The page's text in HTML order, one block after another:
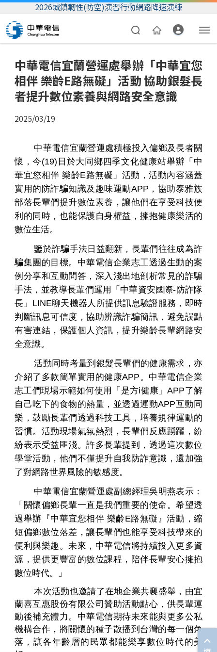
2026城鎮韌性(防空)演習行動網路降速演練
帳單繳費
我的帳號
個
人
家
企
業
國
際
科
技
研
關
於
我
產品
中華電信宜蘭營運處舉辦「中華宜您
相伴 樂齡E路無礙」活動 協助銀髮長
者提升數位素養與網路安全意識
2025/03/19
中華電信宜蘭營運處積極投入偏鄉及長者關
懷，今(19) 日於大同鄉四季文化健康站舉辦「中
華宜您相伴 樂齡E路無礙」活動，活動內容涵蓋
實用的防詐騙知識及趣味運動APP ，協助泰雅族
部落長輩們提升數位素養，讓他們在享受科技便
利的同時，也能保護自身權益，擁抱健康樂活的
數位生活。
鑒於詐騙手法日益翻新，長輩們往往成為詐
騙集團的目標。中華電信企業志工透過生動的案
例分享和互動問答，深入淺出地剖析常見的詐騙
手法，並教導長輩們運用「中華資安國際- 防詐隊
長」 LINE聊天機器人所提供訊息驗證服務，即時
判斷訊息可信度，協助辨識詐騙簡訊，避免誤點
有害連結，保護個人資訊，提升樂齡長輩網路安
全意識。
活動同時考量到銀髮長輩們的健康需求，亦
介紹了多款簡單實用的健康APP。中華電信企業
志工們現場示範如何使用「是方i健康」APP了解
自己吃下的食物的熱量，並透過運動APP互動同
樂，鼓勵長輩們透過科技工具，培養規律運動的
習慣。活動現場氣氛熱烈，長輩們反應踴躍，紛
紛表示受益匪淺。許多長輩提到，透過這次數位
學堂活動，他們不僅提升自我防詐意識，還加強
了對網路世界風險的敏感度。
中華電信宜蘭營運處副總經理吳明燕表示：
「關懷偏鄉長輩一直是我們重要的使命。希望透
過舉辦『中華宜您相伴 樂齡E路無礙』活動，縮
短偏鄉數位落差，讓長輩們也能享受科技帶來的
便利與樂趣。未來，中華電信將持續投入更多資
源，提供更豐富的數位課程，陪伴長輩安心擁抱
數位時代。」
本次活動也邀請了在地企業共襄盛舉，由宜
蘭喜互惠股份有限公司贊助活動點心，供長輩運
動後補充體力。中華電信期待未來能與更多公私
機構合作，將關懷的種子散播到台灣的每一個角
落，讓各年齡層的民眾都能樂享數位時代的美